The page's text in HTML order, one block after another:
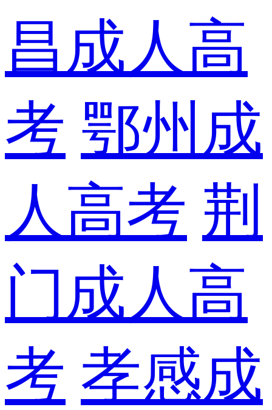
昌成人高
考 鄂州成
人高考 荆
门成人高
考 孝感成